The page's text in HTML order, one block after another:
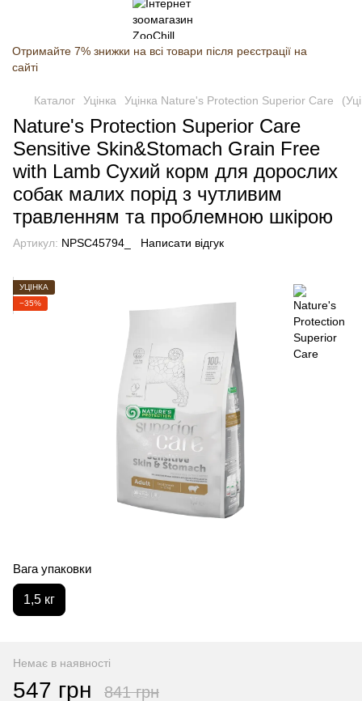
Отримайте 7% знижки на всі товари після реєстрації на
сайті
Каталог Уцінка Уцінка Nature's Protection Superior Care
Nature's Protection Superior Care
Sensitive Skin&Stomach Grain Free
with Lamb Сухий корм для дорослих
собак малих порід з чутливим
травленням та проблемною шкірою
Артикул: NPSC45794_ Написати відгук
УЦІНКА
−35%
Вага упаковки
1,5 кг
Немає в наявності
547 грн 841 грн